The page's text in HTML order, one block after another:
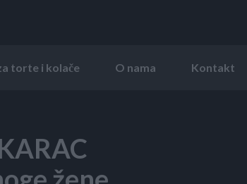
torte i kolače O nama Kontakt